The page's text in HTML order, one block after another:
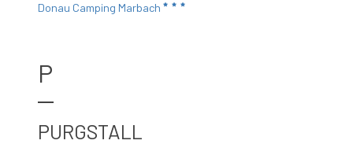
Donau Camping Marbach
P
PURGSTALL